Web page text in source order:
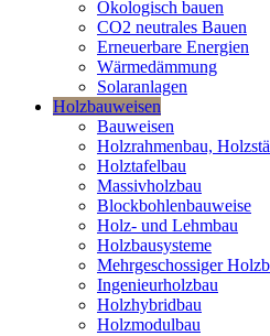
Ökologisch bauen
CO2 neutrales Bauen
Erneuerbare Energien
Wärmedämmung
Solaranlagen
Holzbauweisen
Bauweisen
Holzrahmenbau,
Holztafelbau
Massivholzbau
Blockbohlenbauweise
Holz- und Lehmbau
Holzbausysteme
Mehrgeschossiger
Ingenieurholzbau
Holzhybridbau
Holzmodulbau